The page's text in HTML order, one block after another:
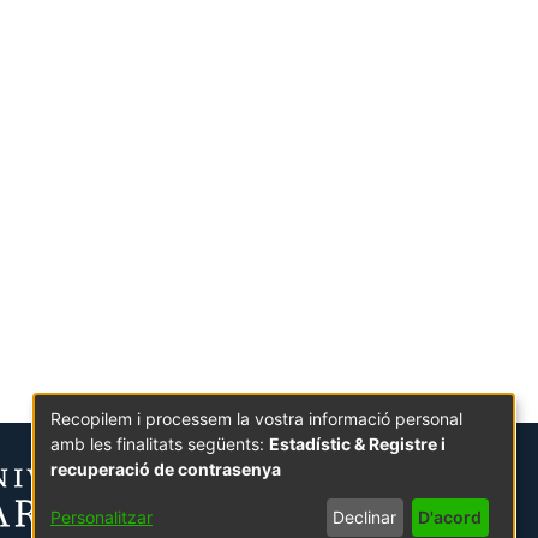
Recopilem i processem la vostra informació personal
amb les finalitats següents: Estadístic & Registre i
recuperació de contrasenya
Personalitzar Declinar D'acord